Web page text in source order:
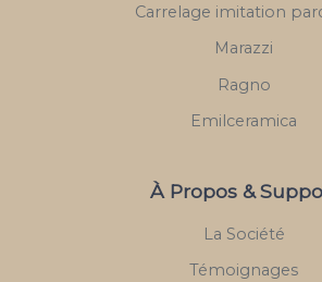
Carrelage imitation
Marazzi
Ragno
Emilceramica
À Propos &
La Société
Témoignages